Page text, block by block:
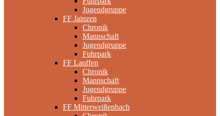
Jugendgruppe
FF Jainzen
Chronik
Mannschaft
Jugendgruppe
Fuhrpark
FF Lauffen
Chronik
Mannschaft
Jugendgruppe
Fuhrpark
FF Mitterweißenbach